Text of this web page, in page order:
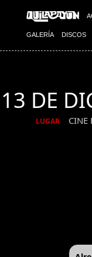
GALERÍA DISCOS
13 DE
LUGAR CINE